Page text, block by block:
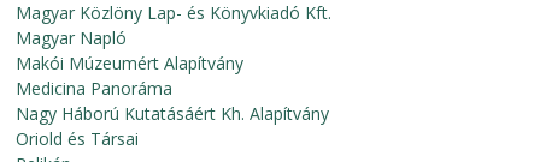
Magyar Közlöny Lap- és Könyvkiadó Kft.
Magyar Napló
Makói Múzeumért Alapítvány
Medicina Panoráma
Nagy Háború Kutatásáért Kh. Alapítvány
Oriold és Társai